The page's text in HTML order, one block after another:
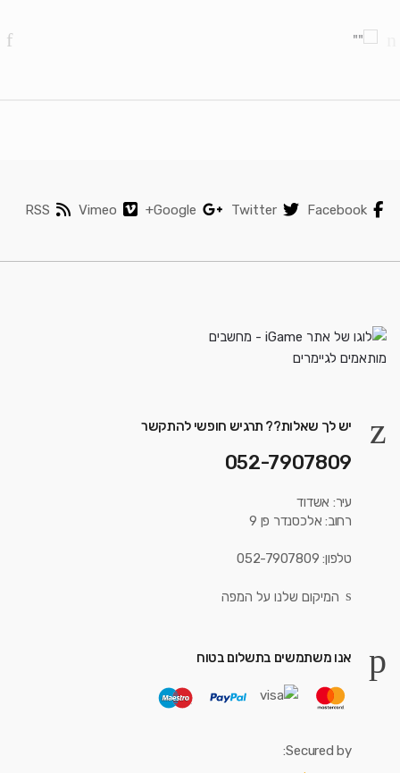
Facebook
Twitter
Google+
Vimeo
RSS
יש לך שאלות?? תרגיש חופשי להתקשר
052-7907809
עיר: אשדוד
רחוב: אלכסנדר פן 9
טלפון: 052-7907809
המיקום שלנו על המפה
אנו משתמשים בתשלום בטוח
Secured by: